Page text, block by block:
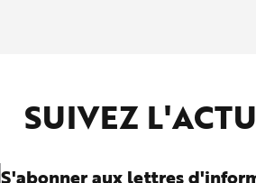
SUIVEZ
S'abonner aux lettres